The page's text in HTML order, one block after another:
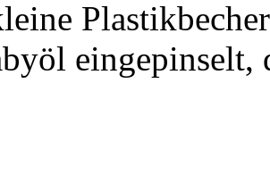
eingepinselt,